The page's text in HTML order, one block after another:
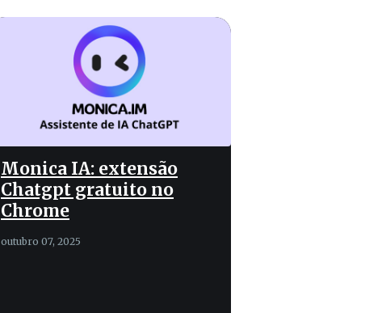
Monica IA: extensão
Chatgpt gratuito no
Chrome
outubro 07, 2025